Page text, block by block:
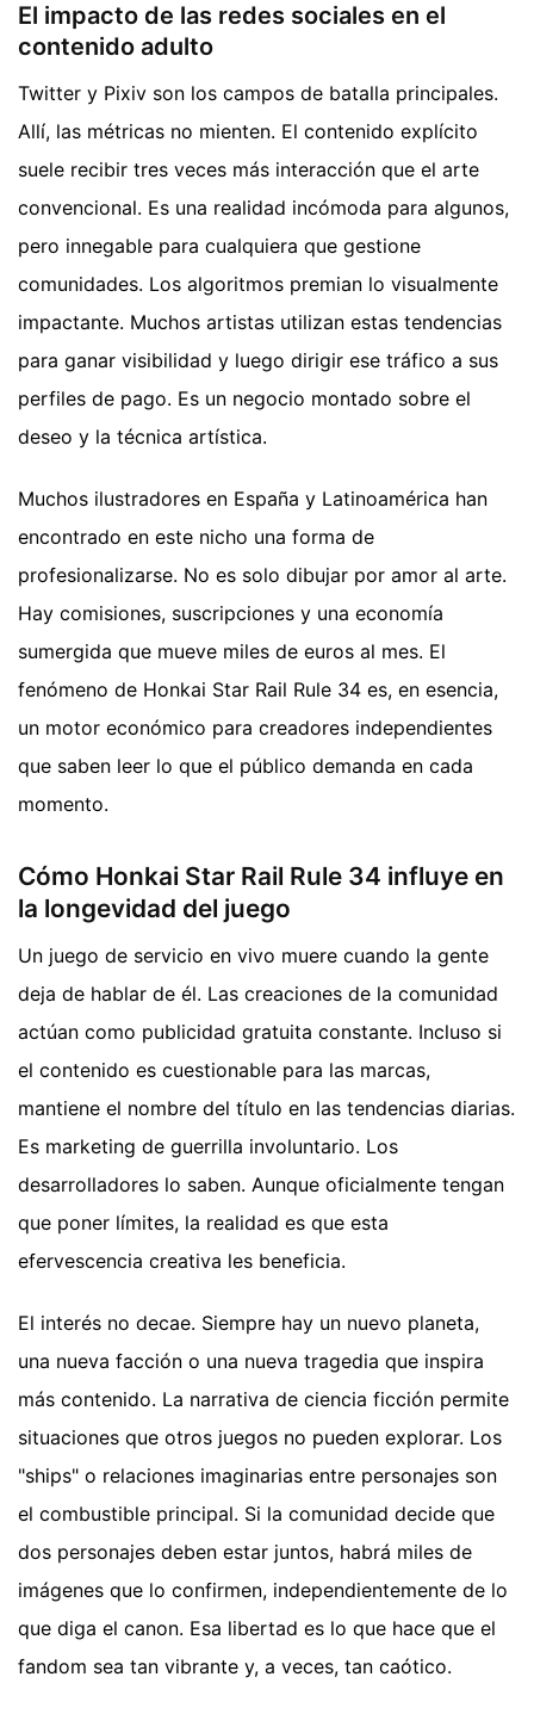
El impacto de las redes sociales en el
contenido adulto
Twitter y Pixiv son los campos de batalla principales.
Allí, las métricas no mienten. El contenido explícito
suele recibir tres veces más interacción que el arte
convencional. Es una realidad incómoda para algunos,
pero innegable para cualquiera que gestione
comunidades. Los algoritmos premian lo visualmente
impactante. Muchos artistas utilizan estas tendencias
para ganar visibilidad y luego dirigir ese tráfico a sus
perfiles de pago. Es un negocio montado sobre el
deseo y la técnica artística.
Muchos ilustradores en España y Latinoamérica han
encontrado en este nicho una forma de
profesionalizarse. No es solo dibujar por amor al arte.
Hay comisiones, suscripciones y una economía
sumergida que mueve miles de euros al mes. El
fenómeno de Honkai Star Rail Rule 34 es, en esencia,
un motor económico para creadores independientes
que saben leer lo que el público demanda en cada
momento.
Cómo Honkai Star Rail Rule 34 influye en
la longevidad del juego
Un juego de servicio en vivo muere cuando la gente
deja de hablar de él. Las creaciones de la comunidad
actúan como publicidad gratuita constante. Incluso si
el contenido es cuestionable para las marcas,
mantiene el nombre del título en las tendencias diarias.
Es marketing de guerrilla involuntario. Los
desarrolladores lo saben. Aunque oficialmente tengan
que poner límites, la realidad es que esta
efervescencia creativa les beneficia.
El interés no decae. Siempre hay un nuevo planeta,
una nueva facción o una nueva tragedia que inspira
más contenido. La narrativa de ciencia ficción permite
situaciones que otros juegos no pueden explorar. Los
"ships" o relaciones imaginarias entre personajes son
el combustible principal. Si la comunidad decide que
dos personajes deben estar juntos, habrá miles de
imágenes que lo confirmen, independientemente de lo
que diga el canon. Esa libertad es lo que hace que el
fandom sea tan vibrante y, a veces, tan caótico.